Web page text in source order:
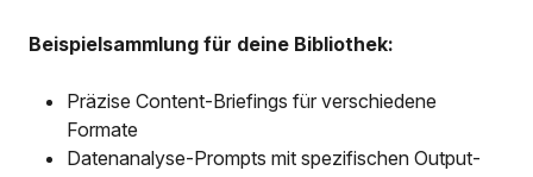
Beispielsammlung für deine Bibliothek:
Präzise Content-Briefings für verschiedene
Formate
Datenanalyse-Prompts mit spezifischen Output-